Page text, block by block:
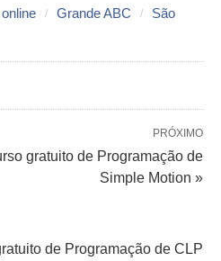
Grande ABC
São
PRÓXIMO
gratuito de Programação de
Simple Motion »
de Programação de CLP